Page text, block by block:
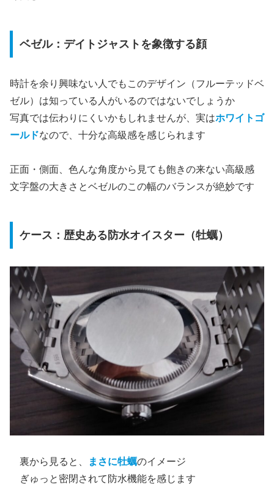
ベゼル：デイトジャストを象徴する顔
時計を余り興味ない人でもこのデザイン（フルーテッドベ
ゼル）は知っている人がいるのではないでしょうか
写真では伝わりにくいかもしれませんが、実はホワイトゴ
ールドなので、十分な高級感を感じられます
正面・側面、色んな角度から見ても飽きの来ない高級感
文字盤の大きさとベゼルのこの幅のバランスが絶妙です
ケース：歴史ある防水オイスター（牡蠣）
裏から見ると、 まさに牡蠣のイメージ
ぎゅっと密閉されて防水機能を感じます